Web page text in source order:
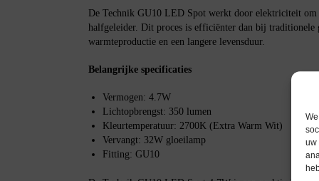
uw
De Technik GU10 LED Spot werkt door elektriciteit om
halfgeleider. Dit proces is efficiënter dan bij traditionele
warmteproductie en een langere levensduur.
Belangrijke specificaties
Vermogen: 4.7W
Lichtopbrengst: 350 lumen
Kleurtemperatuur: 2700K (Extra Warm Wit)
Vervangt: 32W gloeilamp
Fitting: GU10